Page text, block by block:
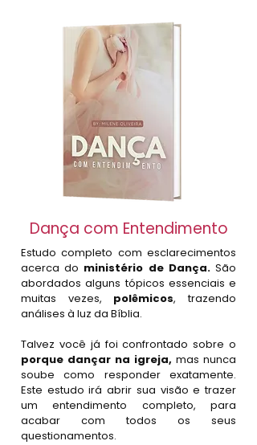
Dança com Entendimento
Estudo completo com esclarecimentos
acerca do ministério de Dança.São
abordados alguns tópicos essenciais e
muitas vezes, polêmicos, trazendo
análises à luz da Bíblia.
Talvez você já foi confrontado sobre o
porque dançar na igreja, mas nunca
soube como responder exatamente.
Este estudo irá abrir sua visão e trazer
um entendimento completo, para
acabar com todos os seus
questionamentos.